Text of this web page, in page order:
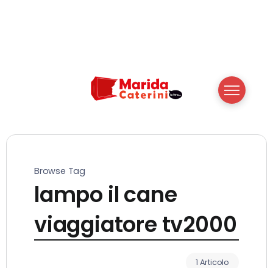
Browse Tag
lampo il cane
viaggiatore tv2000
1 Articolo